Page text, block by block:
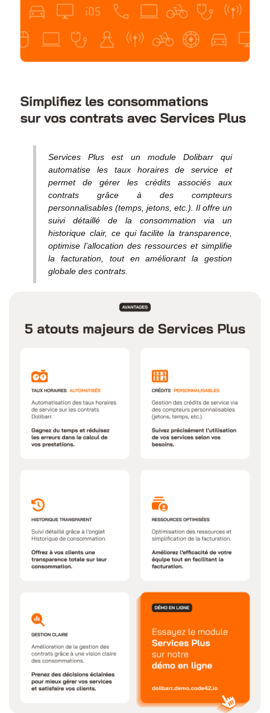
Services Plus est un module Dolibarr qui
automatise les taux horaires de service et
permet de gérer les crédits associés aux
contrats grâce à des compteurs
personnalisables (temps, jetons, etc.). Il offre un
suivi détaillé de la consommation via un
historique clair, ce qui facilite la transparence,
optimise l’allocation des ressources et simplifie
la facturation, tout en améliorant la gestion
globale des contrats.